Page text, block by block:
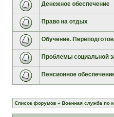
Денежное обеспечение
Право на отдых
Обучение.
Проблемы социальной
Пенсионное
Список форумов » Военная служба по